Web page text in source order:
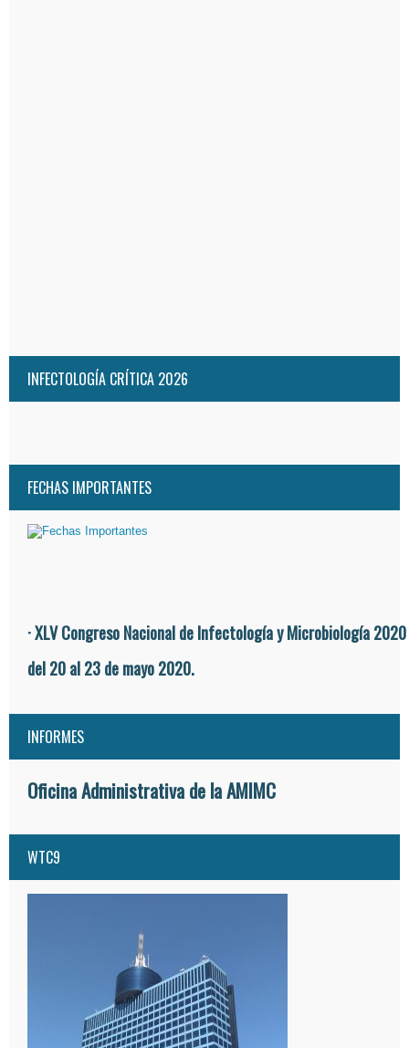
INFECTOLOGÍA CRÍTICA 2026
FECHAS IMPORTANTES
· XLV Congreso Nacional de Infectología y Microbiología 2020
del 20 al 23 de mayo 2020.
INFORMES
Oficina Administrativa de la AMIMC
WTC9